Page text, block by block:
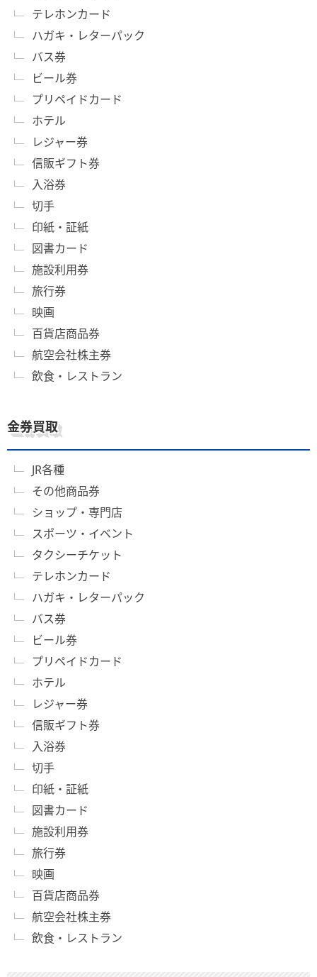
テレホンカード
ハガキ・レターパック
バス券
ビール券
プリペイドカード
ホテル
レジャー券
信販ギフト券
入浴券
切手
印紙・証紙
図書カード
施設利用券
旅行券
映画
百貨店商品券
航空会社株主券
飲食・レストラン
金券買取
JR各種
その他商品券
ショップ・専門店
スポーツ・イベント
タクシーチケット
テレホンカード
ハガキ・レターパック
バス券
ビール券
プリペイドカード
ホテル
レジャー券
信販ギフト券
入浴券
切手
印紙・証紙
図書カード
施設利用券
旅行券
映画
百貨店商品券
航空会社株主券
飲食・レストラン